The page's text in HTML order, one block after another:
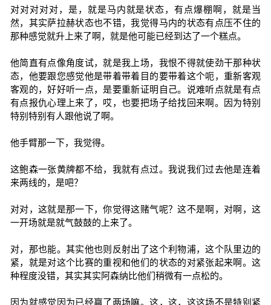
对对对对对，是，就是马内就是状态，有点爆棚啊，就是当
然，其实萨拉赫状态也不错，我觉得马内的状态有点压不住的
那种感觉就升上来了啊，就是他可能已经到达了一个糕点。
他简直有点像角度试，就是我上场，我恨不得就使劲干那种状
态，他要跟您感觉他是带着带着目的要带着这个呃，重新客观
客观的，好好听一点，是要重新证明自己。说难听点就是有点
有点报仇心理上来了，哎，也要把场子给找回来啊。因为特别
特别特别有人跟他说了啊。
他手臂那一下，我觉得。
这鲍森一张黄牌都不给，我就有点过。我说我们过去他是连着
来两线的，是吧？
对对，这就是那一下，你觉得这赌气呢？这不是啊，对啊，这
一开场就是就气鼓鼓的上来了。
对，那也能。其实他也则反射出了这个利物浦，这个队里边的
紧，就是对这个比赛的重视和他们的状态的对紧张起来啊。这
种程度没错，其实其实阿森纳比他们稍微有一点松的。
因为就感觉因为已经赢了两场嘛。这，这，这这场不是特别紧